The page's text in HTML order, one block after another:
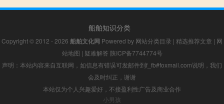
船舶知识分类
Copyright © 2012 - 2026 船舶文化网 Powered by 网站分类目录 | 精选推荐文章 | 网
站地图 | 疑难解答 陕ICP备7744774号
声明：本站内容来自互联网，如信息有错误可发邮件到f_fb#foxmail.com说明，我们
会及时纠正，谢谢
本站仅为个人兴趣爱好，不接盈利性广告及商业合作
小男孩